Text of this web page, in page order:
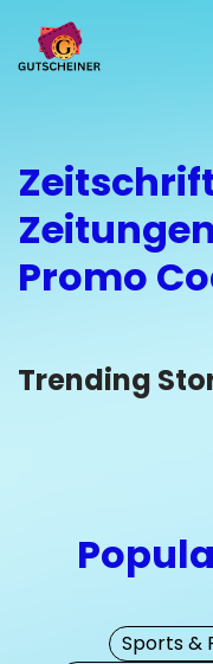
Promo
Trending
Sports &